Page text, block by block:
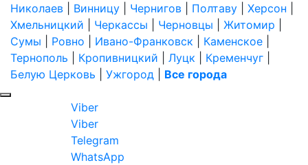
Николаев
Винницу Чернигов Полтаву Херсон
Хмельницкий
Черкассы Черновцы Житомир
Сумы
Ровно Ивано-Франковск Каменское
Тернополь
Кропивницкий Луцк Кременчуг
Белую Церковь
Ужгород Все города
Viber
Viber
Telegram
WhatsApp